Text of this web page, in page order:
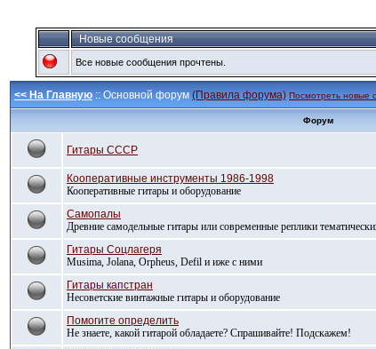
Новые сообщения
Все новые сообщения прочтены.
<< На Главную :: Основной форум (Правила форума) Посмотреть новые
Форум
Гитары СССР
Кооперативные инструменты 1986-1998
Кооперативные гитары и оборудование
Самопалы
Древние самодельные гитары или современные реплики
Гитары Соцлагеря
Musima, Jolana, Orpheus, Defil и иже с ними
Гитары капстран
Несоветские винтажные гитары и оборудование
Помогите определить
Не знаете, какой гитарой обладаете? Спрашивайте! Подскажем!